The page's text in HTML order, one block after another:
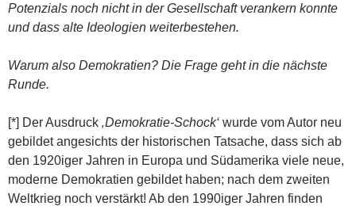
Potenzials noch nicht in der Gesellschaft verankern konnte
und dass alte Ideologien weiterbestehen.
Warum also Demokratien? Die Frage geht in die nächste
Runde.
[*] Der Ausdruck ‚Demokratie-Schock‘ wurde vom Autor neu
gebildet angesichts der historischen Tatsache, dass sich ab
den 1920iger Jahren in Europa und Südamerika viele neue,
moderne Demokratien gebildet haben; nach dem zweiten
Weltkrieg noch verstärkt! Ab den 1990iger Jahren finden